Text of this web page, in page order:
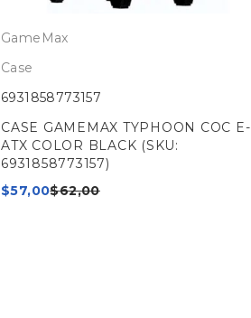
GameMax
Case
6931858773157
CASE GAMEMAX TYPHOON COC E-
ATX COLOR BLACK (SKU:
6931858773157)
$62,00
$57,00